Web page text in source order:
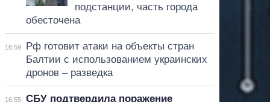
подстанции, часть города
обесточена
16:59
Рф готовит атаки на объекты стран
Балтии с использованием украинских
дронов – разведка
16:55
СБУ подтвердила поражение